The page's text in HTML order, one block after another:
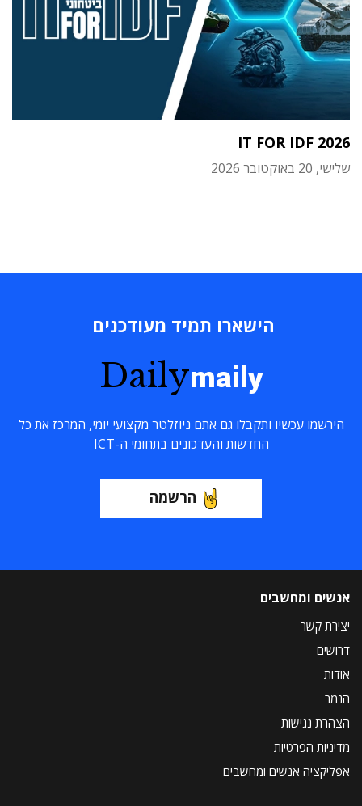
IT FOR IDF 2026
שלישי, 20 באוקטובר 2026
הישארו תמיד מעודכנים
Dailymaily
הירשמו עכשיו ותקבלו גם אתם ניוזלטר מקצועי יומי, המרכז את כל
החדשות והעדכונים בתחומי ה-ICT
הרשמה
אנשים ומחשבים
יצירת קשר
דרושים
אודות
הנמר
הצהרת נגישות
מדיניות הפרטיות
אפליקציה אנשים ומחשבים